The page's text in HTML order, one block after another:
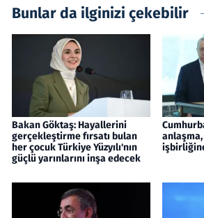
Bunlar da ilginizi çekebilir
Bakan Göktaş: Hayallerini
gerçekleştirme fırsatı bulan
her çocuk Türkiye Yüzyılı'nın
güçlü yarınlarını inşa edecek